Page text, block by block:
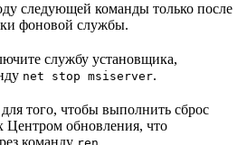
следующей команды только после
фоновой службы.
службу установщика,
net stop msiserver.
того, чтобы выполнить сброс
Центром обновления, что